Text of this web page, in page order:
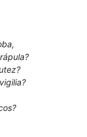
a caoba,
crápula?
y vigilia?
charcos?